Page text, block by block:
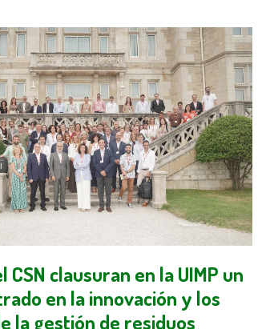
CSN clausuran en la UIMP un
en la innovación y los
la gestión de residuos